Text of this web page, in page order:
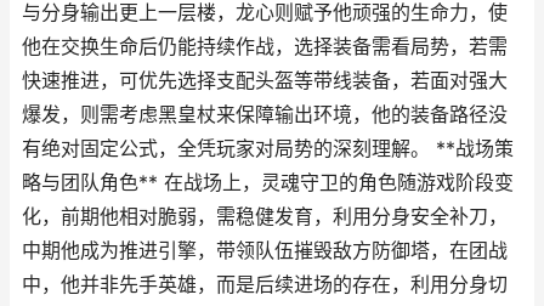
与分身输出更上一层楼，龙心则赋予他顽强的生命力，使
他在交换生命后仍能持续作战，选择装备需看局势，若需
快速推进，可优先选择支配头盔等带线装备，若面对强大
爆发，则需考虑黑皇杖来保障输出环境，他的装备路径没
有绝对固定公式，全凭玩家对局势的深刻理解。 **战场策
略与团队角色** 在战场上，灵魂守卫的角色随游戏阶段变
化，前期他相对脆弱，需稳健发育，利用分身安全补刀，
中期他成为推进引擎，带领队伍摧毁敌方防御塔，在团战
中，他并非先手英雄，而是后续进场的存在，利用分身切